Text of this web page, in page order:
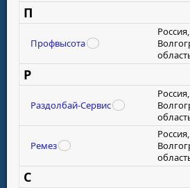
П
Профвысота
Россия,
Р
Раздолбай-Сервис
Россия,
Ремез
Россия,
С